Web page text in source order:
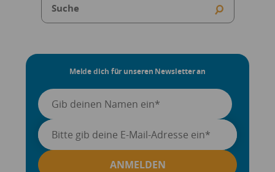
Melde dich für unseren Newsletter an